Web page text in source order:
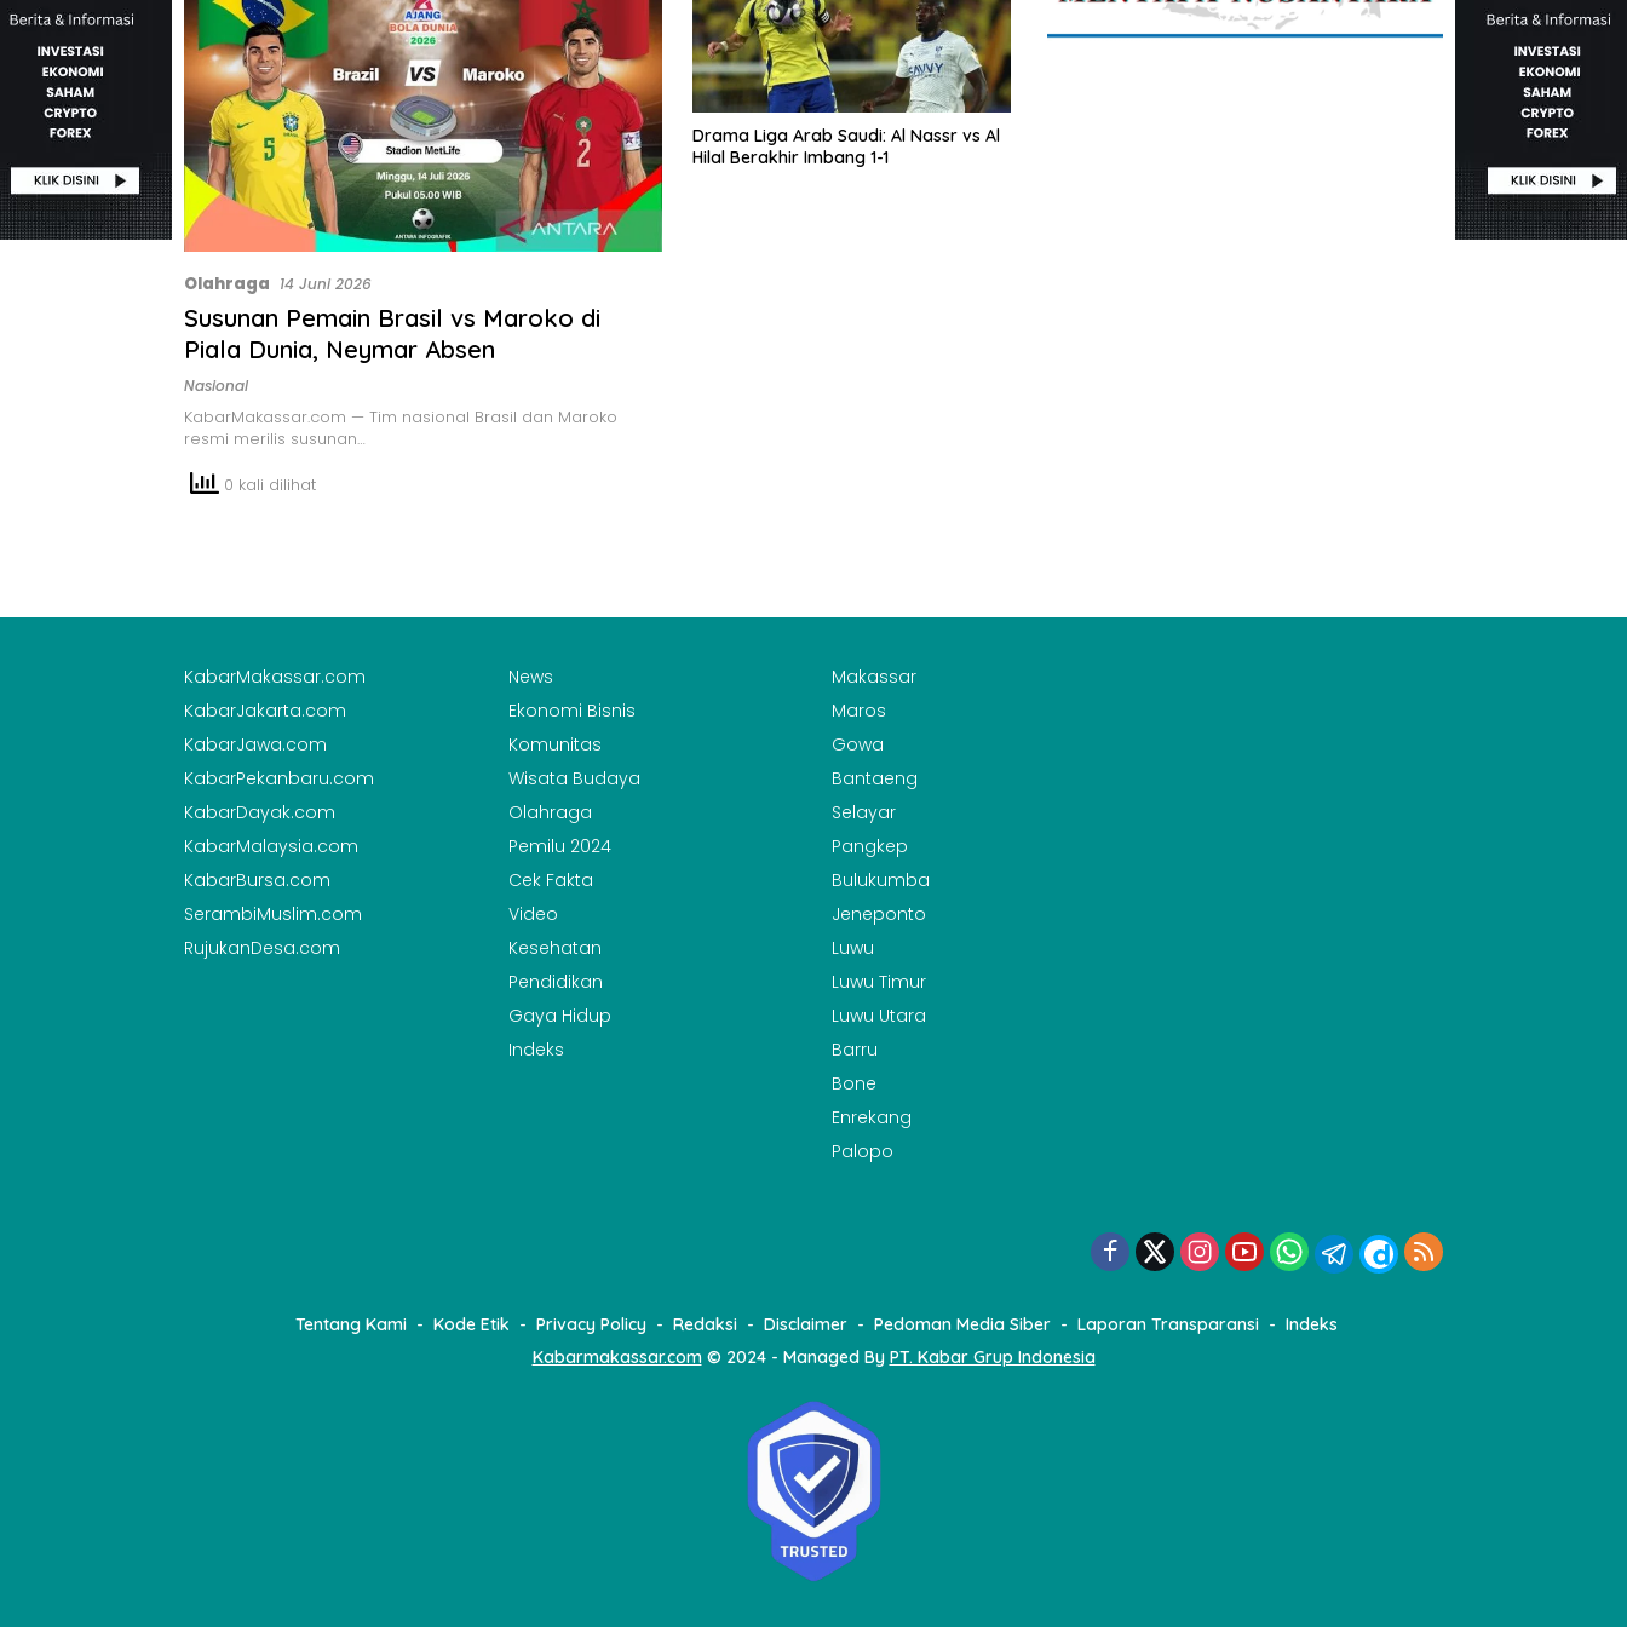
Olahraga 14 Juni 2026
Susunan Pemain Brasil vs Maroko di
Piala Dunia, Neymar Absen
Nasional
KabarMakassar.com — Tim nasional Brasil dan Maroko
resmi merilis susunan…
0 kali dilihat
Drama Liga Arab Saudi: Al Nassr vs Al
Hilal Berakhir Imbang 1-1
KabarMakassar.com
KabarJakarta.com
KabarJawa.com
KabarPekanbaru.com
KabarDayak.com
KabarMalaysia.com
KabarBursa.com
SerambiMuslim.com
RujukanDesa.com
News
Ekonomi Bisnis
Komunitas
Wisata Budaya
Olahraga
Pemilu 2024
Cek Fakta
Video
Kesehatan
Pendidikan
Gaya Hidup
Indeks
Makassar
Maros
Gowa
Bantaeng
Selayar
Pangkep
Bulukumba
Jeneponto
Luwu
Luwu Timur
Luwu Utara
Barru
Bone
Enrekang
Palopo
Tentang Kami Kode Etik Privacy Policy Redaksi Disclaimer Pedoman Media Siber Laporan Transparansi
Indeks
Kabarmakassar.com© 2024 - Managed By PT. Kabar Grup Indonesia